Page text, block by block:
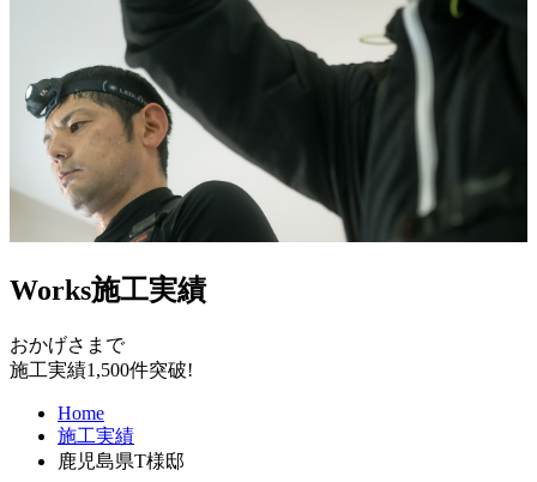
Works施工実績
おかげさまで
施工実績1,500件突破!
Home
施工実績
鹿児島県T様邸